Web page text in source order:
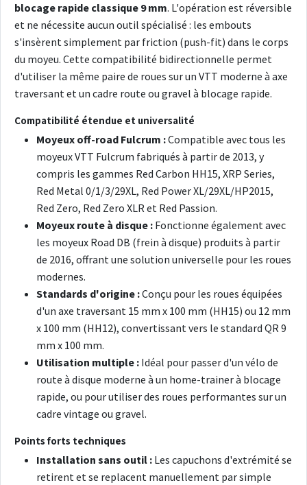
blocage rapide classique 9 mm. L'opération est réversible
et ne nécessite aucun outil spécialisé : les embouts
s'insèrent simplement par friction (push-fit) dans le corps
du moyeu. Cette compatibilité bidirectionnelle permet
d'utiliser la même paire de roues sur un VTT moderne à axe
traversant et un cadre route ou gravel à blocage rapide.
Compatibilité étendue et universalité
Moyeux off-road Fulcrum :Compatible avec tous les
moyeux VTT Fulcrum fabriqués à partir de 2013, y
compris les gammes Red Carbon HH15, XRP Series,
Red Metal 0/1/3/29XL, Red Power XL/29XL/HP2015,
Red Zero, Red Zero XLR et Red Passion.
Moyeux route à disque : Fonctionne également avec
les moyeux Road DB (frein à disque) produits à partir
de 2016, offrant une solution universelle pour les roues
modernes.
Standards d'origine :Conçu pour les roues équipées
d'un axe traversant 15 mm x 100 mm (HH15) ou 12 mm
x 100 mm (HH12), convertissant vers le standard QR 9
mm x 100 mm.
Utilisation multiple : Idéal pour passer d'un vélo de
route à disque moderne à un home-trainer à blocage
rapide, ou pour utiliser des roues performantes sur un
cadre vintage ou gravel.
Points forts techniques
Installation sans outil : Les capuchons d'extrémité se
retirent et se replacent manuellement par simple